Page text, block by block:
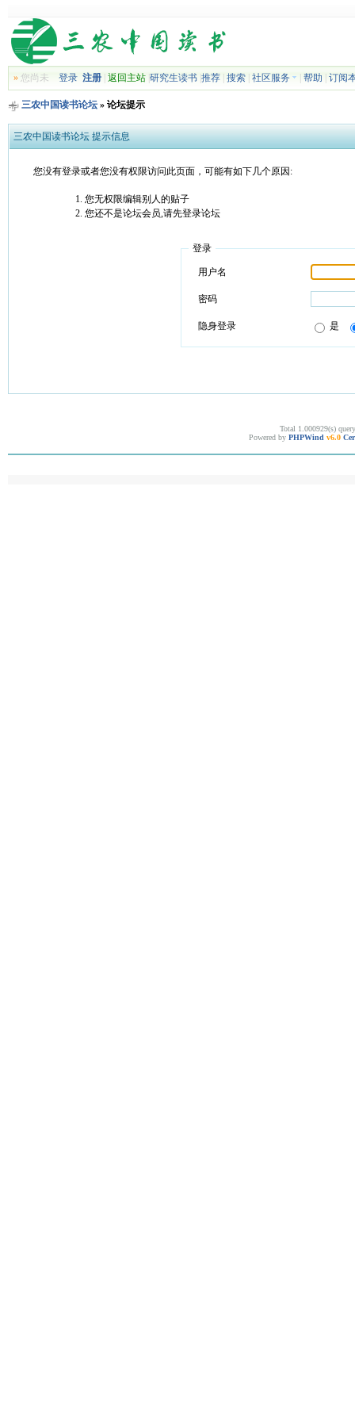
»您尚未 登录 注册| 返回主站| 研究生读书| 推荐| 搜索| 社区服务 帮助 订阅
三农中国读书论坛» 论坛提示
三农中国读书论坛 提示信息
您没有登录或者您没有权限访问此页面，可能有如下几个原因:
您无权限编辑别人的贴子
您还不是论坛会员,请先登录论坛
登录
用户名
密码
隐身登录 是
Total 1.000929(s)
Powered by PHPWind v6.0